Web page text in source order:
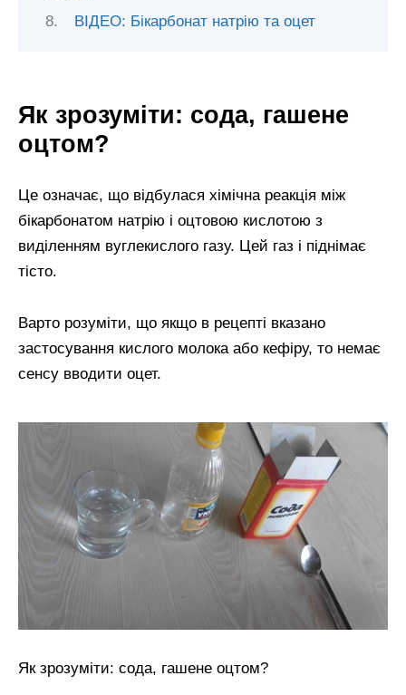
ВІДЕО: Бікарбонат натрію та оцет
Як зрозуміти: сода, гашене
оцтом?
Це означає, що відбулася хімічна реакція між
бікарбонатом натрію і оцтовою кислотою з
виділенням вуглекислого газу. Цей газ і піднімає
тісто.
Варто розуміти, що якщо в рецепті вказано
застосування кислого молока або кефіру, то немає
сенсу вводити оцет.
Як зрозуміти: сода, гашене оцтом?